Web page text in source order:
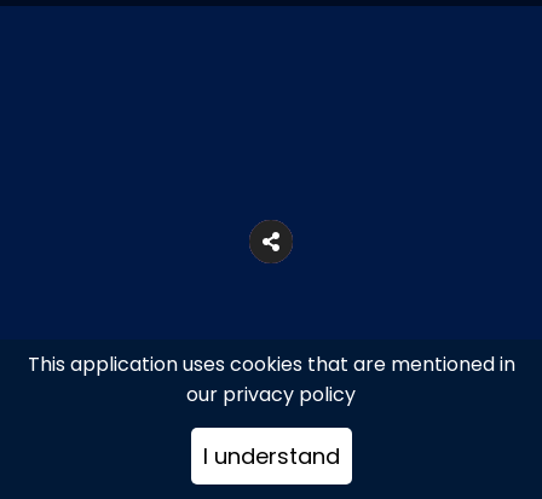
This application uses cookies that are mentioned in
our privacy policy
I understand